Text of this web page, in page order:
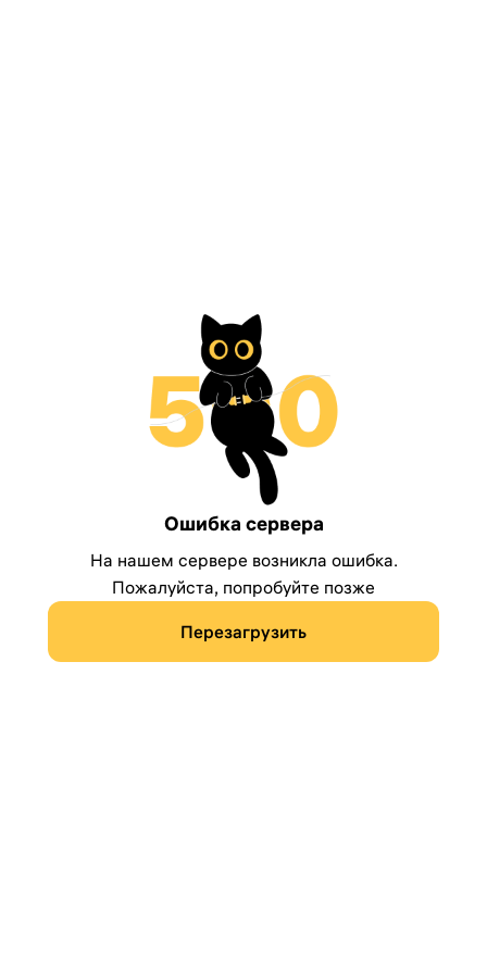
Ошибка сервера
На нашем сервере возникла ошибка.
Пожалуйста, попробуйте позже
Перезагрузить